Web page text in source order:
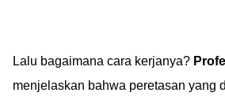
Lalu bagaimana cara kerjanya?
menjelaskan bahwa peretasan yang